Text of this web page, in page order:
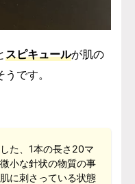
スピキュールが肌の
です。
た、1本の長さ20マ
小な針状の物質の事
に刺さっている状態